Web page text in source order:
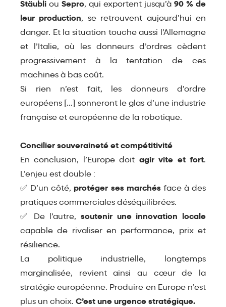
Stäubli ou Sepro, qui exportent jusqu’à 90 % de
leur production, se retrouvent aujourd’hui en
danger. Et la situation touche aussi l’Allemagne
et l’Italie, où les donneurs d’ordres cèdent
progressivement à la tentation de ces
machines à bas coût.
Si rien n’est fait, les donneurs d’ordre
européens […] sonneront le glas d’une industrie
française et européenne de la robotique.
Concilier souveraineté et compétitivité
En conclusion, l’Europe doit agir vite et fort.
L’enjeu est double :
✅ D’un côté, protéger ses marchésface à des
pratiques commerciales déséquilibrées.
✅ De l’autre, soutenir une innovation locale
capable de rivaliser en performance, prix et
résilience.
La politique industrielle, longtemps
marginalisée, revient ainsi au cœur de la
stratégie européenne. Produire en Europe n’est
plus un choix. C’est une urgence stratégique.